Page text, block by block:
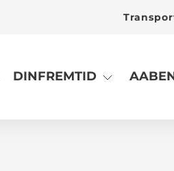
DINFREMTID